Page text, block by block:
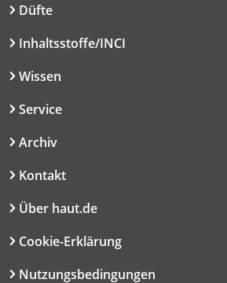
Düfte
Inhaltsstoffe/INCI
Wissen
Service
Archiv
Kontakt
Über haut.de
Cookie-Erklärung
Nutzungsbedingungen